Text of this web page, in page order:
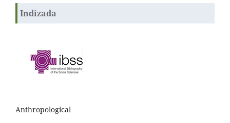
Indizada
Anthropological